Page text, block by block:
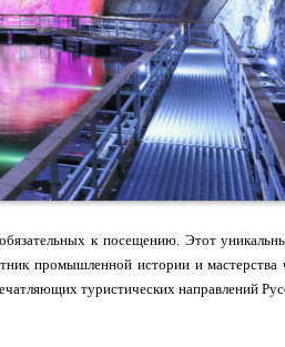
к посещению. Этот
промышленной истории и мастерства
туристических направлений